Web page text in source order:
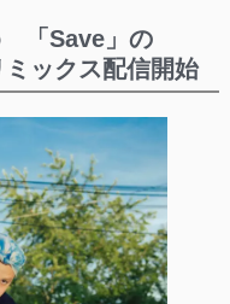
「Save」の
ックス配信開始